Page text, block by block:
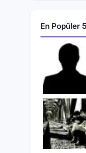
En Popüler